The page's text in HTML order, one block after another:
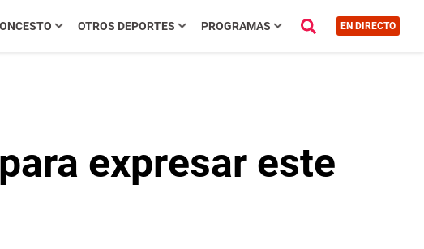
OTROS DEPORTES PROGRAMAS EN DIRECTO
expresar este